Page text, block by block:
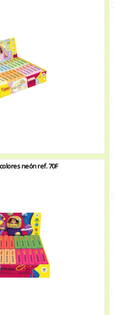
neón ref. 70F